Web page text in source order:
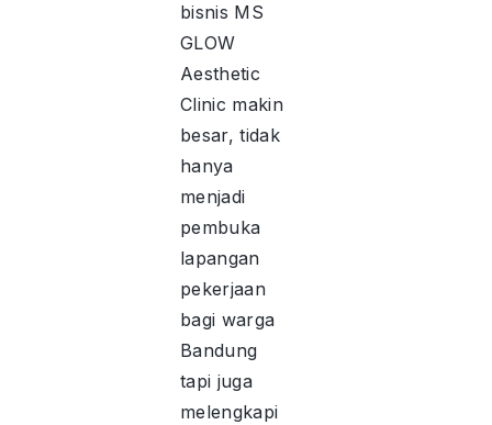
bisnis MS
GLOW
Aesthetic
Clinic makin
besar, tidak
hanya
menjadi
pembuka
lapangan
pekerjaan
bagi warga
Bandung
tapi juga
melengkapi